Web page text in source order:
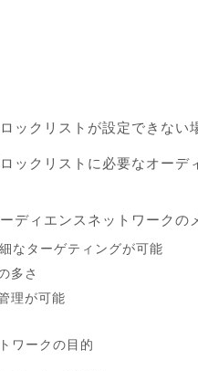
ックリストが設定できない
ックリストに必要なオーデ
ディエンスネットワークの
なターゲティングが可能
多さ
理が可能
ワークの目的